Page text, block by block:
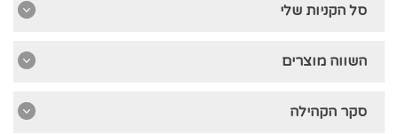
סל הקניות שלי
השווה מוצרים
סקר הקהילה